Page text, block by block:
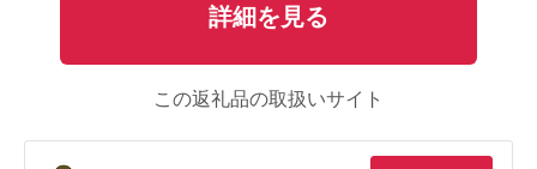
詳細を見る
この返礼品の取扱いサイト